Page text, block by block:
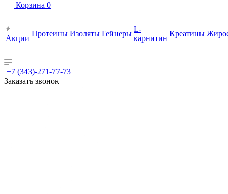
Корзина 0
Акции
Протеины Изоляты Гейнеры
L-
карнитин
Креатины
+7 (343)-271-77-73
Заказать звонок